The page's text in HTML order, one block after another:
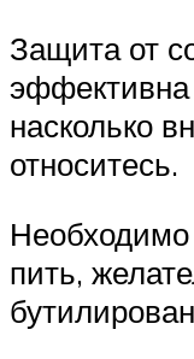
Защита от
эффективна
насколько
относитесь.
Необходимо
пить,